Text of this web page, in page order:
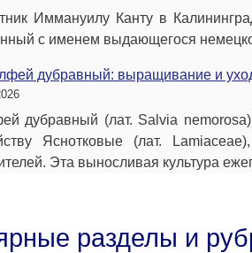
Иммануилу Канту в
с именем выдающегося
дубравный: выращивание и
дубравный (лат. Salvia
Яснотковые (лат.
Эта выносливая культура
разделы и